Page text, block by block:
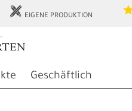
h EIGENE PRODUKTION
Geschäftlich